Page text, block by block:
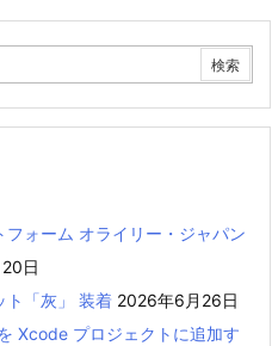
フォーム オライリー・ジャパン
日
ト「灰」 装着 2026年6月26日
Xcode プロジェクトに追加す